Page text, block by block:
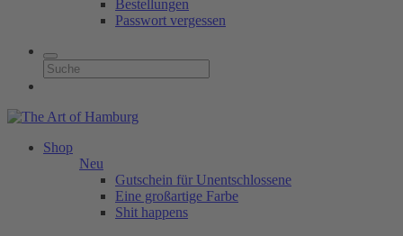
Bestellungen
Passwort vergessen
Shop
Neu
Gutschein für Unentschlossene
Eine großartige Farbe
Shit happens